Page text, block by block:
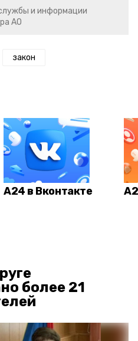
и информации
АО
закон
А24 в Вконтакте
более 21